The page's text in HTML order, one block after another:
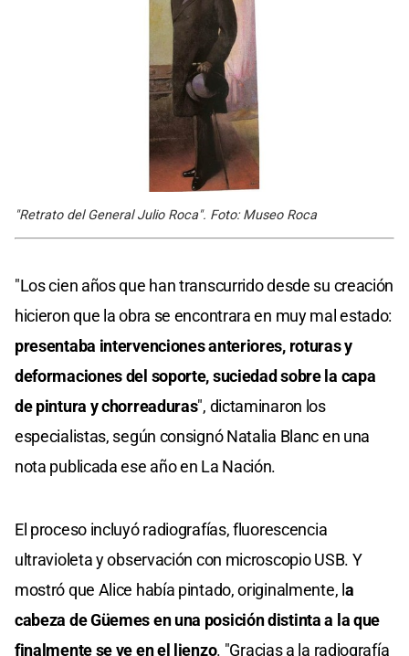
"Retrato del General Julio Roca". Foto: Museo Roca
"Los cien años que han transcurrido desde su creación
hicieron que la obra se encontrara en muy mal estado:
presentaba intervenciones anteriores, roturas y
deformaciones del soporte, suciedad sobre la capa
de pintura y chorreaduras", dictaminaron los
especialistas, según consignó Natalia Blanc en una
nota publicada ese año en La Nación.
El proceso incluyó radiografías, fluorescencia
ultravioleta y observación con microscopio USB. Y
mostró que Alice había pintado, originalmente, la
cabeza de Güemes en una posición distinta a la que
finalmente se ve en el lienzo. "Gracias a la radiografía